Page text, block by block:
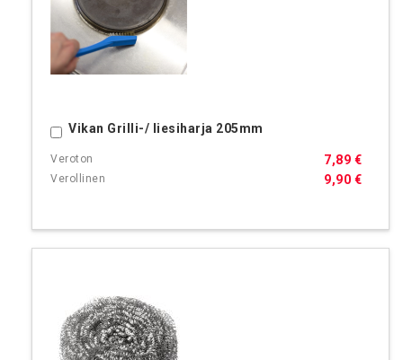
Vikan Grilli-/ liesiharja 205mm
9,90 €
7,89 €
Ostoskoriin